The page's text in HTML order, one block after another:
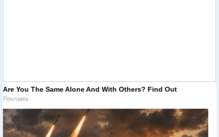
Are You The Same Alone And With Others? Find Out
Реклама